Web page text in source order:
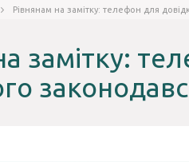
Рівнянам на замітку: телефон для
замітку: